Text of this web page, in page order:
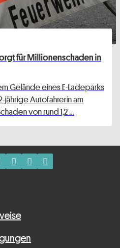
für Millionenschaden in
Gelände eines E-Ladeparks
jährige Autofahrerin am
von rund 1,2 …